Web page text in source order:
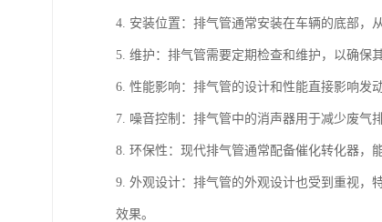
4. 安装位置：排气管通常安装在车辆的底部，
5. 维护：排气管需要定期检查和维护，以确保
6. 性能影响：排气管的设计和性能直接影响发
7. 噪音控制：排气管中的消声器用于减少废气
8. 环保性：现代排气管通常配备催化转化器，
9. 外观设计：排气管的外观设计也受到重视，
效果。